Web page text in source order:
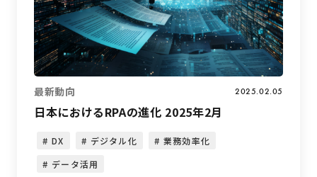
最新動向 2025.02.05
日本におけるRPAの進化 2025年2月
DX デジタル化
業務効率化
データ活用